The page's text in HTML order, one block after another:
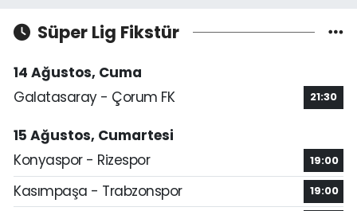
Süper Lig Fikstür
14 Ağustos, Cuma
Galatasaray - Çorum FK
21:30
15 Ağustos, Cumartesi
Konyaspor - Rizespor
19:00
Kasımpaşa - Trabzonspor 19:00